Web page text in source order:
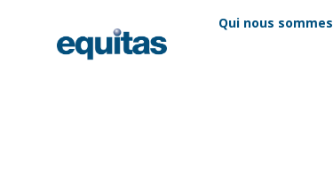
Qui nous sommes